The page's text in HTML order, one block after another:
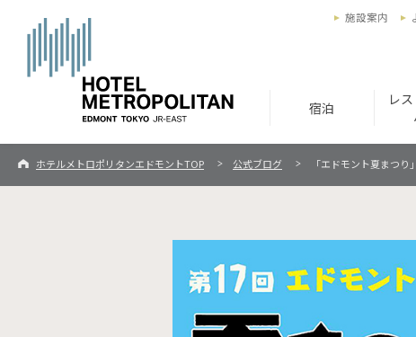
宿泊
レ
施設案内
ホテルメトロポリタンエドモントTOP 公式ブログ 「エドモント夏まつ